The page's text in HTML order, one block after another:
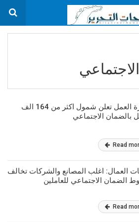
وزارة العمل تعلن شمول اكثر من 164 الف
بالضمان الاجتماعي
Read
العمال: اغلب المصانع والشركات تخالف
الضمان الاجتماعي للعاملين
Read